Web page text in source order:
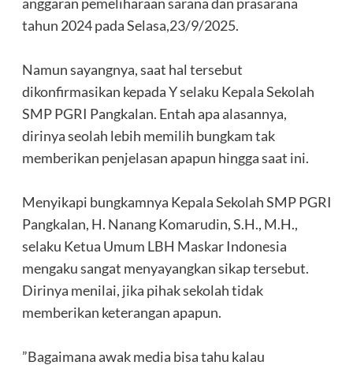
tahun 2024 pada Selasa,23/9/2025.
‎Namun sayangnya, saat hal tersebut
dikonfirmasikan kepada Y selaku Kepala Sekolah
SMP PGRI Pangkalan. Entah apa alasannya,
dirinya seolah lebih memilih bungkam tak
memberikan penjelasan apapun hingga saat ini.
‎Menyikapi bungkamnya Kepala Sekolah SMP PGRI
Pangkalan, H. Nanang Komarudin, S.H., M.H.,
selaku Ketua Umum LBH Maskar Indonesia
mengaku sangat menyayangkan sikap tersebut.
Dirinya menilai, jika pihak sekolah tidak
memberikan keterangan apapun.
‎”Bagaimana awak media bisa tahu kalau